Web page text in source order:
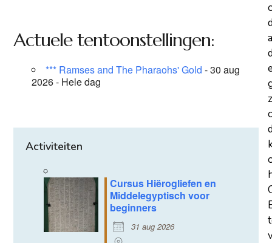
Actuele tentoonstellingen:
*** Ramses and The Pharaohs' Gold - 30 aug
2026 - Hele dag
Activiteiten
Cursus Hiërogliefen en
Middelegyptisch voor
beginners
31 aug 2026